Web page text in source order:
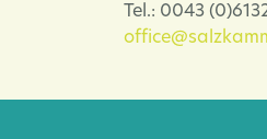
Tel.: 0043